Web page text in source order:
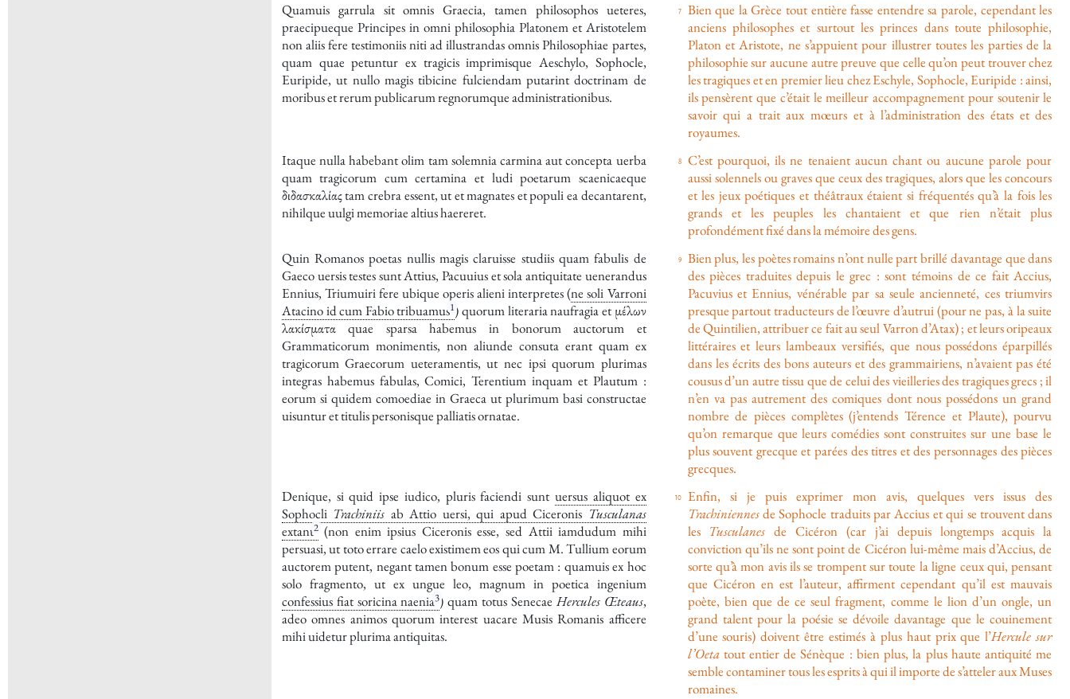
Quamuis garrula sit omnis Graecia, tamen philosophos ueteres,
praecipueque Principes in omni philosophia Platonemet Aristotelem
non aliis fere testimoniis niti ad illustrandas omnis Philosophiae partes,
quam quae petuntur ex tragicis imprimisque Aeschylo, Sophocle,
Euripide, ut nullo magis tibicine fulciendam putarint doctrinam de
moribus et rerum publicarum regnorumque administrationibus.
Bien que la Grèce tout entière fasse entendre sa parole, cependant les
anciens philosophes et surtout les princes dans toute philosophie,
Platon et Aristote, ne s’appuient pour illustrer toutes les parties de la
philosophie sur aucune autre preuve que celle qu’on peut trouver chez
les tragiques et en premier lieu chez Eschyle, Sophocle, Euripide : ainsi,
ils pensèrent que c’était le meilleur accompagnement pour soutenir le
savoir qui a trait aux mœurs et à l’administration des états et des
royaumes.
Itaque nulla habebant olim tam solemnia carmina aut concepta uerba
quam tragicorum cum certamina et ludi poetarum scaenicaeque
διδασκαλίαςtam crebra essent, ut et magnates et populi ea decantarent,
nihilque uulgi memoriae altius haereret.
C’est pourquoi, ils ne tenaient aucun chant ou aucune parole pour
aussi solennels ou graves que ceux des tragiques, alors que les concours
et les jeux poétiques et théâtraux étaient si fréquentés qu’à la fois les
grands et les peuples les chantaient et que rien n’était plus
profondément fixé dans la mémoire des gens.
Quin Romanos poetas nullis magis claruisse studiis quam fabulis de
Gaeco uersis testes suntAttius,Pacuuiuset sola antiquitate uenerandus
Ennius, Triumuiri fere ubique operis alieni interpretes (ne soli Varroni
Atacinoid cumFabiotribuamus1) quorum literaria naufragia et μέλων
λακίσματαquae sparsa habemus in bonorum auctorum et
Grammaticorum monimentis, non aliunde consuta erant quam ex
tragicorum Graecorum ueteramentis, ut nec ipsi quorum plurimas
integras habemus fabulas, Comici,Terentium inquam et Plautum:
eorum si quidem comoediae in Graeca ut plurimum basi constructae
uisuntur et titulis personisque palliatis ornatae.
Bien plus, les poètes romains n’ont nulle part brillé davantage que dans
des pièces traduites depuis le grec : sont témoins de ce fait Accius,
Pacuvius et Ennius, vénérable par sa seule ancienneté, ces triumvirs
presque partout traducteurs de l’œuvre d’autrui (pour ne pas, à la suite
de Quintilien, attribuer ce fait au seul Varron d’Atax) ; et leurs oripeaux
littéraires et leurs lambeaux versifiés, que nous possédons éparpillés
dans les écrits des bons auteurs et des grammairiens, n’avaient pas été
cousus d’un autre tissu que de celui des vieilleries des tragiques grecs ; il
n’en va pas autrement des comiques dont nous possédons un grand
nombre de pièces complètes (j’entends Térence et Plaute), pourvu
qu’on remarque que leurs comédies sont construites sur une base le
plus souvent grecque et parées des titres et des personnages des pièces
grecques.
Denique, si quid ipse iudico, pluris faciendi suntuersus aliquot ex
Sophocli Trachiniis abAttio uersi, qui apudCiceronis Tusculanas
extant2(non enim ipsius Ciceronisesse, sed Attiiiamdudum mihi
persuasi, ut toto errare caelo existimem eos qui cumM. Tulliumeorum
auctorem putent, negant tamen bonum esse poetam : quamuis ex hoc
solo fragmento, ut ex ungue leo, magnum in poetica ingenium
confessius fiat soricina naenia3) quam totus Senecae Hercules Œteaus,
adeo omnes animos quorum interest uacare Musis Romanis afficere
mihi uidetur plurima antiquitas.
Enfin, si je puis exprimer mon avis, quelques vers issus des
Trachiniennesde Sophocle traduits par Accius et qui se trouvent dans
les Tusculanes de Cicéron (car j’ai depuis longtemps acquis la
conviction qu’ils ne sont point de Cicéron lui-même mais d’Accius, de
sorte qu’à mon avis ils se trompent sur toute la ligne ceux qui, pensant
que Cicéron en est l’auteur, affirment cependant qu’il est mauvais
poète, bien que de ce seul fragment, comme le lion d’un ongle, un
grand talent pour la poésie se dévoile davantage que le couinement
d’une souris) doivent être estimés à plus haut prix que l’Hercule sur
l’Oetatout entier de Sénèque : bien plus, la plus haute antiquité me
semble contaminer tous les esprits à qui il importe de s’atteler aux Muses
romaines.